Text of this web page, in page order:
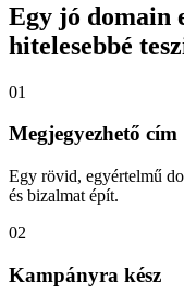
Egy jó domain
hitelesebbé
01
Megjegyezhető cím
Egy rövid, egyértelmű
és bizalmat épít.
02
Kampányra kész